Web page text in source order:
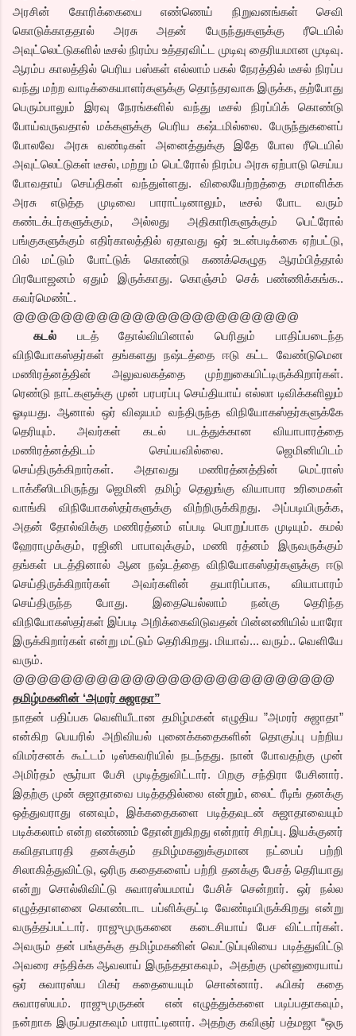
அரசின் கோரிக்கையை எண்ணெய் நிறுவனங்கள் செவி
கொடுக்காததால் அரசு அதன் பேருந்துகளுக்கு ரீடெயில்
அவுட்லெட்டுகளில் டீசல் நிரம்ப உத்தரவிட்ட முடிவு தைரியமான முடிவு.
ஆரம்ப காலத்தில் பெரிய பஸ்கள் எல்லாம் பகல் நேரத்தில் டீசல் நிரப்ப
வந்து மற்ற வாடிக்கையாளர்களுக்கு தொந்தரவாக இருக்க, தற்போது
பெரும்பாலும் இரவு நேரங்களில் வந்து டீசல் நிரப்பிக் கொண்டு
போய்வருவதால் மக்களுக்கு பெரிய கஷ்டமில்லை. பேருந்துகளைப்
போலவே அரசு வண்டிகள் அனைத்துக்கு இதே போல ரீடெயில்
அவுட்லெட்டுகள் டீசல், மற்று ம் பெட்ரோல் நிரம்ப அரசு ஏற்பாடு செய்ய
போவதாய் செய்திகள் வந்துள்ளது. விலையேற்றத்தை சமாளிக்க
அரசு எடுத்த முடிவை பாராட்டினாலும், டீசல் போட வரும்
கண்டக்டர்களுக்கும், அல்லது அதிகாரிகளுக்கும் பெட்ரோல்
பங்குகளுக்கும் எதிர்காலத்தில் ஏதாவது ஒர் உடன்படிக்கை ஏற்பட்டு,
பில் மட்டும் போட்டுக் கொண்டு கணக்கெழுத ஆரம்பித்தால்
பிரயோஜனம் ஏதும் இருக்காது. கொஞ்சம் செக் பண்ணிக்கங்க..
கவர்மெண்ட்.
@@@@@@@@@@@@@@@@@@@@@@@@
கடல் படத் தோல்வியினால் பெரிதும் பாதிப்படைந்த
விநியோகஸ்தர்கள் தங்களது நஷ்டத்தை ஈடு கட்ட வேண்டுமென
மணிரத்னத்தின் அலுவலகத்தை முற்றுகையிட்டிருக்கிறார்கள்.
ரெண்டு நாட்களுக்கு முன் பரபரப்பு செய்தியாய் எல்லா டிவிக்களிலும்
ஓடியது. ஆனால் ஒர் விஷயம் வந்திருந்த விநியோகஸ்தர்களுக்கே
தெரியும். அவர்கள் கடல் படத்துக்கான வியாபாரத்தை
மணிரத்னத்திடம் செய்யவில்லை. ஜெமினியிடம்
செய்திருக்கிறார்கள். அதாவது மணிரத்னத்தின் மெட்ராஸ்
டாக்கீஸிடமிருந்து ஜெமினி தமிழ் தெலுங்கு வியாபார உரிமைகள்
வாங்கி விநியோகஸ்தர்களுக்கு விற்றிருக்கிறது. அப்படியிருக்க,
அதன் தோல்விக்கு மணிரத்னம் எப்படி பொறுப்பாக முடியும். கமல்
ஹேராமுக்கும், ரஜினி பாபாவுக்கும், மணி ரத்னம் இருவருக்கும்
தங்கள் படத்தினால் ஆன நஷ்டத்தை விநியோகஸ்தர்களுக்கு ஈடு
செய்திருக்கிறார்கள் அவர்களின் தயாரிப்பாக, வியாபாரம்
செய்திருந்த போது. இதையெல்லாம் நன்கு தெரிந்த
விநியோகஸ்தர்கள் இப்படி அறிக்கைவிடுவதன் பின்னணியில் யாரோ
இருக்கிறார்கள் என்று மட்டும் தெரிகிறது. மியாவ்... வரும்.. வெளியே
வரும்.
@@@@@@@@@@@@@@@@@@@@@@@@@@@
தமிழ்மகனின் ‘அமரர் சுஜாதா”
நாதன் பதிப்பக வெளியீடான தமிழ்மகன் எழுதிய ”அமரர் சுஜாதா”
என்கிற பெயரில் அறிவியல் புனைக்கதைகளின் தொகுப்பு பற்றிய
விமர்சனக் கூட்டம் டிஸ்கவரியில் நடந்தது. நான் போவதற்கு முன்
அமிர்தம் சூர்யா பேசி முடித்துவிட்டார். பிறகு சந்திரா பேசினார்.
இதற்கு முன் சுஜாதாவை படித்ததில்லை என்றும், லைட் ரீடிங் தனக்கு
ஒத்துவராது எனவும், இக்கதைகளை படித்தவுடன் சுஜாதாவையும்
படிக்கலாம் என்ற எண்ணம் தோன்றுகிறது என்றார் சிறப்பு. இயக்குனர்
கவிதாபாரதி தனக்கும் தமிழ்மகனுக்குமான நட்பைப் பற்றி
சிலாகித்துவிட்டு, ஒரிரு கதைகளைப் பற்றி தனக்கு பேசத் தெரியாது
என்று சொல்லிவிட்டு சுவாரஸ்யமாய் பேசிச் சென்றார். ஒர் நல்ல
எழுத்தாளனை கொண்டாட பப்ளிக்குட்டி வேண்டியிருக்கிறது என்று
வருத்தப்பட்டார். ராஜுமுருகனை கடைசியாய் பேச விட்டார்கள்.
அவரும் தன் பங்குக்கு தமிழ்மகனின் வெட்டுப்புலியை படித்துவிட்டு
அவரை சந்திக்க ஆவலாய் இருந்ததாகவும், அதற்கு முன்னுரையாய்
ஒர் சுவாரஸ்ய பிகர் கதையையும் சொன்னார். ஃபிகர் கதை
சுவாரஸ்யம். ராஜுமுருகன் என் எழுத்துக்களை படிப்பதாகவும்,
நன்றாக இருப்பதாகவும் பாராட்டினார். அதற்கு கவிஞர் பத்மஜா “ஒரு